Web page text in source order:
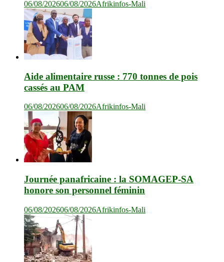
06/08/202606/08/2026Afrikinfos-Mali
Aide alimentaire russe : 770 tonnes de pois
cassés au PAM
06/08/202606/08/2026Afrikinfos-Mali
Journée panafricaine : la SOMAGEP-SA
honore son personnel féminin
06/08/202606/08/2026Afrikinfos-Mali